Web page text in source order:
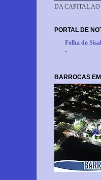
DA CAPITAL
PORTAL DE
Folha do Sisal
-
BARROCAS